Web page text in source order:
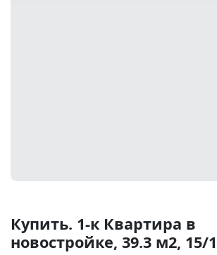
Купить. 1-к Квартира в
новостройке, 39.3 м2, 15/